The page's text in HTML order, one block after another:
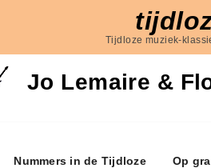
Tijdloze muziek-
Jo Lemaire &
Nummers in de Tijdloze Op